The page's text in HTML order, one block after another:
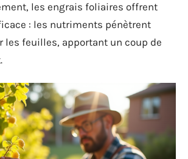
les engrais foliaires offrent
: les nutriments pénètrent
les feuilles, apportant un coup de